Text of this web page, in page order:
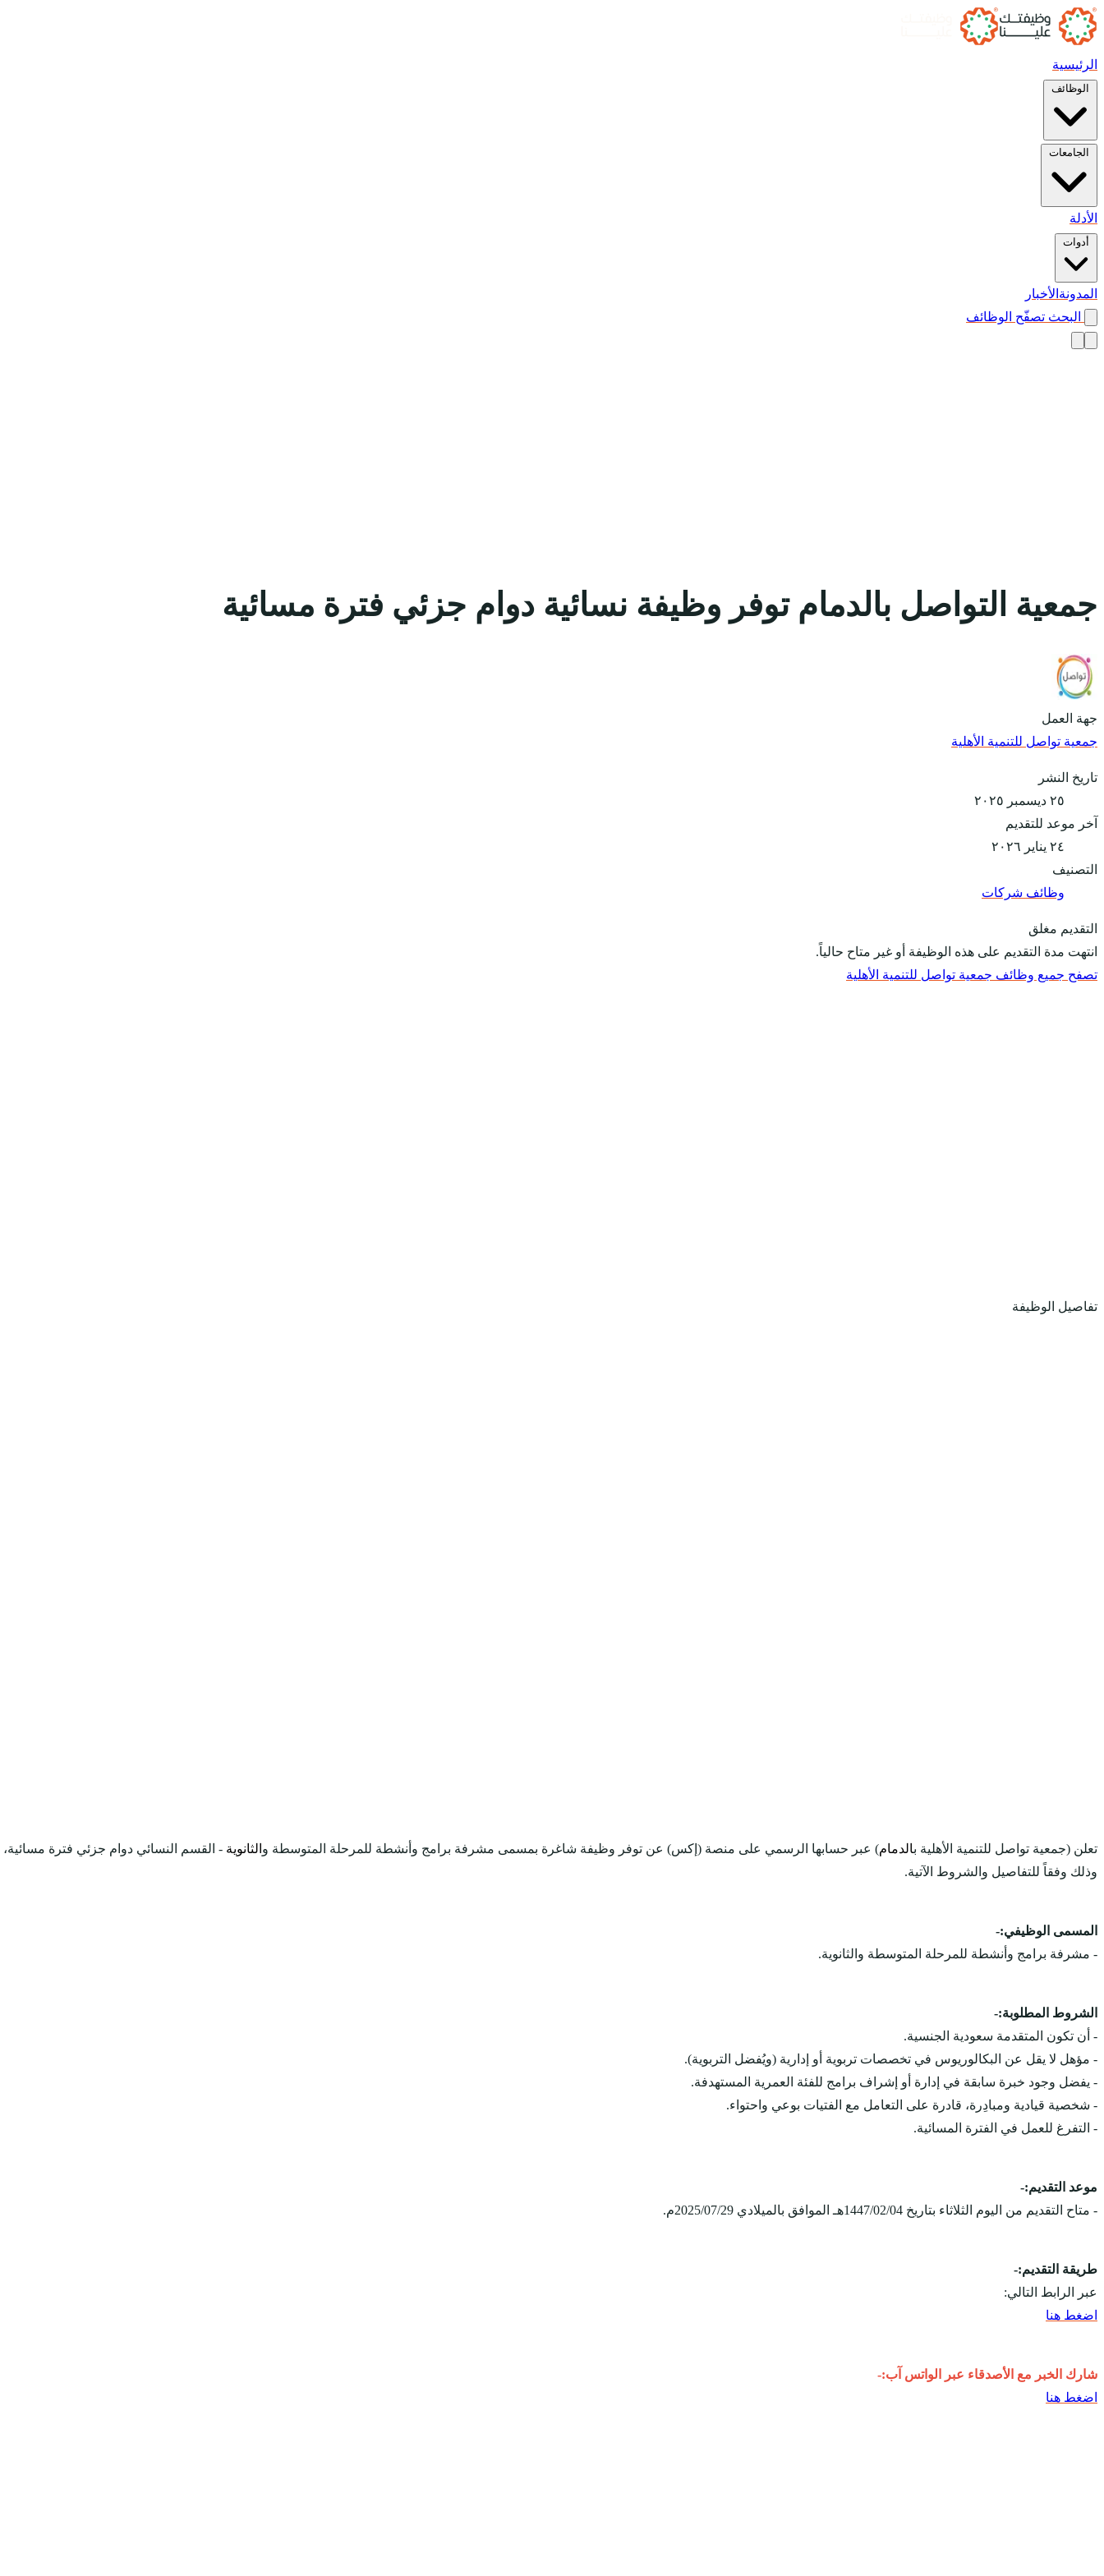
الرئيسية
الوظائف
الجامعات
الأدلة
أدوات
المدونة الأخبار
البحث تصفّح الوظائف
جمعية التواصل بالدمام توفر وظيفة نسائية دوام جزئي فترة مسائية
جهة العمل
جمعية تواصل للتنمية الأهلية
تاريخ النشر
٢٥ ديسمبر ٢٠٢٥
آخر موعد للتقديم
٢٤ يناير ٢٠٢٦
التصنيف
وظائف شركات
التقديم مغلق
انتهت مدة التقديم على هذه الوظيفة أو غير متاح حالياً.
تصفح جميع وظائف جمعية تواصل للتنمية الأهلية
تفاصيل الوظيفة
تعلن (جمعية تواصل للتنمية الأهلية بالدمام) عبر حسابها الرسمي على منصة (إكس) عن توفر وظيفة شاغرة بمسمى مشرفة برامج وأنشطة للمرحلة المتوسطة و الثانوية - القسم النسائي دوام جزئي فترة مسائية،
وذلك وفقاً للتفاصيل والشروط الآتية.
المسمى الوظيفي:-
- مشرفة برامج وأنشطة للمرحلة المتوسطة والثانوية.
الشروط المطلوبة:-
- أن تكون المتقدمة سعودية الجنسية.
- مؤهل لا يقل عن البكالوريوس في تخصصات تربوية أو إدارية (ويُفضل التربوية).
- يفضل وجود خبرة سابقة في إدارة أو إشراف برامج للفئة العمرية المستهدفة.
- شخصية قيادية ومبادِرة، قادرة على التعامل مع الفتيات بوعي واحتواء.
- التفرغ للعمل في الفترة المسائية.
موعد التقديم:-
- متاح التقديم من اليوم الثلاثاء بتاريخ 1447/02/04هـ الموافق بالميلادي 2025/07/29م.
طريقة التقديم:-
عبر الرابط التالي:
اضغط هنا
شارك الخبر مع الأصدقاء عبر الواتس آب:-
اضغط هنا